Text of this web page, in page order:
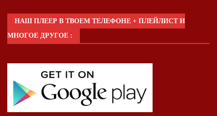
НАШ ПЛЕЕР В ТВОЕМ ТЕЛЕФОНЕ + ПЛЕЙЛИСТ И
МНОГОЕ ДРУГОЕ :